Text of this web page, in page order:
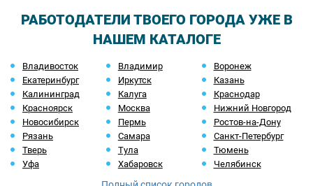
РАБОТОДАТЕЛИ ТВОЕГО ГОРОДА УЖЕ В
НАШЕМ КАТАЛОГЕ
Владивосток Владимир
Воронеж
Екатеринбург
Иркутск
Казань
Калининград
Калуга
Краснодар
Красноярск
Москва
Нижний Новгород
Новосибирск
Пермь
Ростов-на-Дону
Рязань
Самара
Санкт-Петербург
Тверь
Тула
Тюмень
Уфа
Хабаровск Челябинск